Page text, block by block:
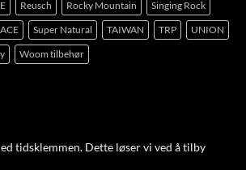
Reusch Rocky Mountain Singing Rock
Super Natural TAIWAN TRP UNION
Woom tilbehør
tidsklemmen. Dette løser vi ved å tilby